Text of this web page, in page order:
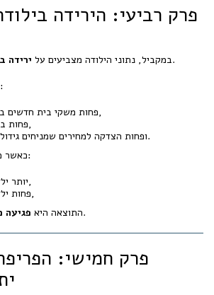
פרק רביעי: הירידה
במקביל, נתוני הילודה מצביעים על ירידה
בישראל.
פחות לידות היום פירושן:
פחות משקי בית חדשים בעוד 20–25 שנה,
פחות ביקוש טבעי לדיור,
ופחות הצדקה למחירים שמניחים גידול דמוגרפי אינסופי.
כאשר מחברים זאת לדוח העוני:
יותר ילדים נולדים לעוני,
פחות ילדים נולדים בכלל,
התוצאה היא פגיעה .
פרק חמישי: